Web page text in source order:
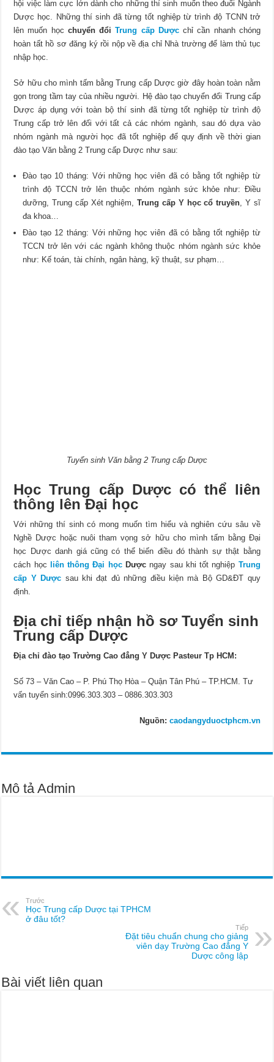
hội việc làm cực lớn dành cho những thí sinh muốn theo đuổi Ngành
Dược học. Những thí sinh đã từng tốt nghiệp từ trình độ TCNN trở
lên muốn học chuyển đổiTrung cấp Dượcchỉ cần nhanh chóng
hoàn tất hồ sơ đăng ký rồi nộp về địa chỉ Nhà trường để làm thủ tục
nhập học.
Sở hữu cho mình tấm bằng Trung cấp Dược giờ đây hoàn toàn nằm
gọn trong tầm tay của nhiều người. Hệ đào tạo chuyển đổi Trung cấp
Dược áp dụng với toàn bộ thí sinh đã từng tốt nghiệp từ trình độ
Trung cấp trở lên đối với tất cả các nhóm ngành, sau đó dựa vào
nhóm ngành mà người học đã tốt nghiệp để quy định về thời gian
đào tạo Văn bằng 2 Trung cấp Dược như sau:
Đào tạo 10 tháng: Với những học viên đã có bằng tốt nghiệp từ
trình độ TCCN trở lên thuộc nhóm ngành sức khỏe như: Điều
dưỡng, Trung cấp Xét nghiệm,Trung cấp Y học cổ truyền , Y sĩ
đa khoa…
Đào tạo 12 tháng: Với những học viên đã có bằng tốt nghiệp từ
TCCN trở lên với các ngành không thuộc nhóm ngành sức khỏe
như: Kế toán, tài chính, ngân hàng, kỹ thuật, sư phạm…
Tuyển sinh Văn bằng 2 Trung cấp Dược
Học Trung cấp Dược có thể liên
thông lên Đại học
Với những thí sinh có mong muốn tìm hiểu và nghiên cứu sâu về
Nghề Dược hoặc nuôi tham vọng sở hữu cho mình tấm bằng Đại
học Dược danh giá cũng có thể biến điều đó thành sự thật bằng
cách học
liên thông Đại học Dược ngay sau khi tốt nghiệp Trung
cấp Y Dược sau khi đạt đủ những điều kiện mà Bộ GD&ĐT quy
định.
Địa chỉ tiếp nhận hồ sơ Tuyển sinh
Trung cấp Dược
Địa chỉ đào tạo Trường Cao đẳng Y Dược Pasteur Tp HCM:
Số 73 – Văn Cao – P. Phú Thọ Hòa – Quận Tân Phú – TP.HCM. Tư
vấn tuyển sinh:0996.303.303 – 0886.303.303
Nguồn: caodangyduoctphcm.vn
Mô tả Admin
Trước
Học Trung cấp Dược tại TPHCM
ở đâu tốt?
Tiếp
Đặt tiêu chuẩn chung cho giảng
viên dạy Trường Cao đẳng Y
Dược công lập
Bài viết liên quan